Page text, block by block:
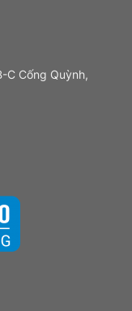
Cống Quỳnh,